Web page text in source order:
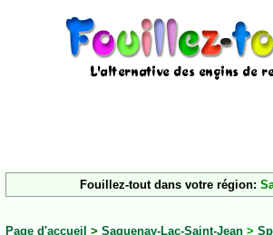
Fouillez-tout dans votre région:
Page d'accueil > Saguenay-Lac-Saint-Jean >